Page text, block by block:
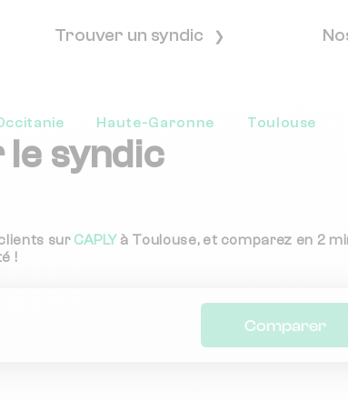
Trouver un syndic
Haute-Garonne Toulouse
syndic
sur CAPLYà Toulouse, et comparez en 2
!
Comparer